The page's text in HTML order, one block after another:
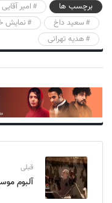
برچسب ها
امیر آقایی
سعید داخ
نمایش
هدیه تهرانی
قبلی
آلبوم